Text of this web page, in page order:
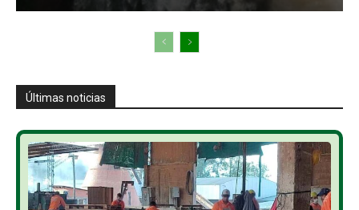
Últimas noticias